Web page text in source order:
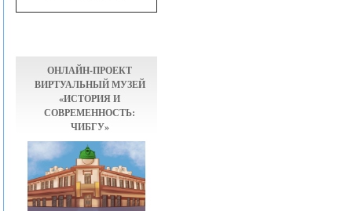
ОНЛАЙН-ПРОЕКТ
ВИРТУАЛЬНЫЙ МУЗЕЙ
«ИСТОРИЯ И
СОВРЕМЕННОСТЬ:
ЧИБГУ»